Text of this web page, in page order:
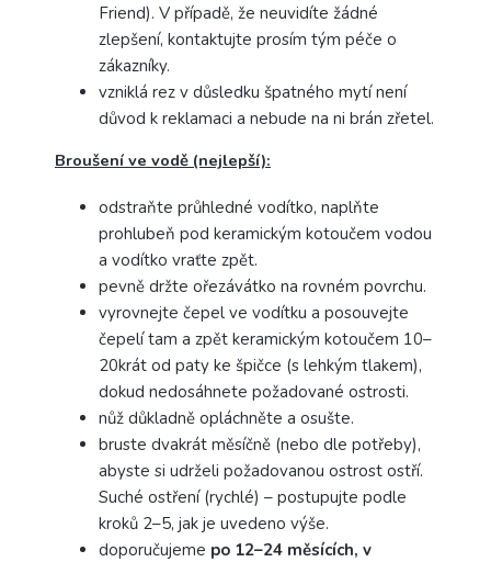
Friend). V případě, že neuvidíte žádné
zlepšení, kontaktujte prosím tým péče o
zákazníky.
vzniklá rez v důsledku špatného mytí není
důvod k reklamaci a nebude na ni brán zřetel.
Broušení ve vodě (nejlepší):
odstraňte průhledné vodítko, naplňte
prohlubeň pod keramickým kotoučem vodou
a vodítko vraťte zpět.
pevně ​​držte ořezávátko na rovném povrchu.
vyrovnejte čepel ve vodítku a posouvejte
čepelí tam a zpět keramickým kotoučem 10–
20krát od paty ke špičce (s lehkým tlakem),
dokud nedosáhnete požadované ostrosti.
nůž důkladně opláchněte a osušte.
bruste dvakrát měsíčně (nebo dle potřeby),
abyste si udrželi požadovanou ostrost ostří.
Suché ostření (rychlé) – postupujte podle
kroků 2–5, jak je uvedeno výše.
doporučujeme po 12–24 měsících, v